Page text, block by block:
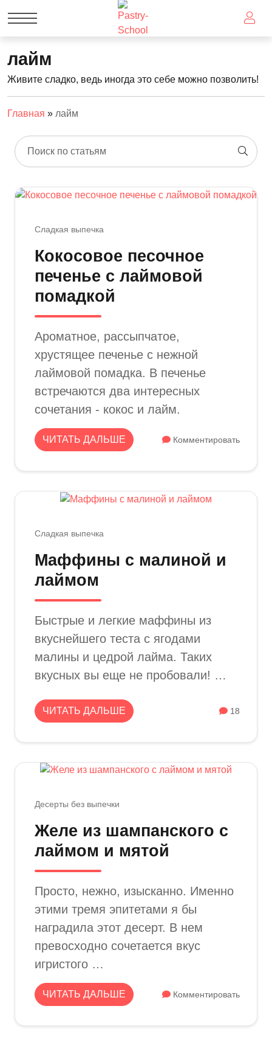
лайм
Живите сладко, ведь иногда это себе можно позволить!
Главная » лайм
Поиск по статьям
Сладкая выпечка
Кокосовое песочное
печенье с лаймовой
помадкой
Ароматное, рассыпчатое,
хрустящее печенье с нежной
лаймовой помадка. В печенье
встречаются два интересных
сочетания - кокос и лайм.
ЧИТАТЬ ДАЛЬШЕ Комментировать
Сладкая выпечка
Маффины с малиной и
лаймом
Быстрые и легкие маффины из
вкуснейшего теста с ягодами
малины и цедрой лайма. Таких
вкусных вы еще не пробовали! …
ЧИТАТЬ ДАЛЬШЕ 18
Десерты без выпечки
Желе из шампанского с
лаймом и мятой
Просто, нежно, изысканно. Именно
этими тремя эпитетами я бы
наградила этот десерт. В нем
превосходно сочетается вкус
игристого …
ЧИТАТЬ ДАЛЬШЕ Комментировать